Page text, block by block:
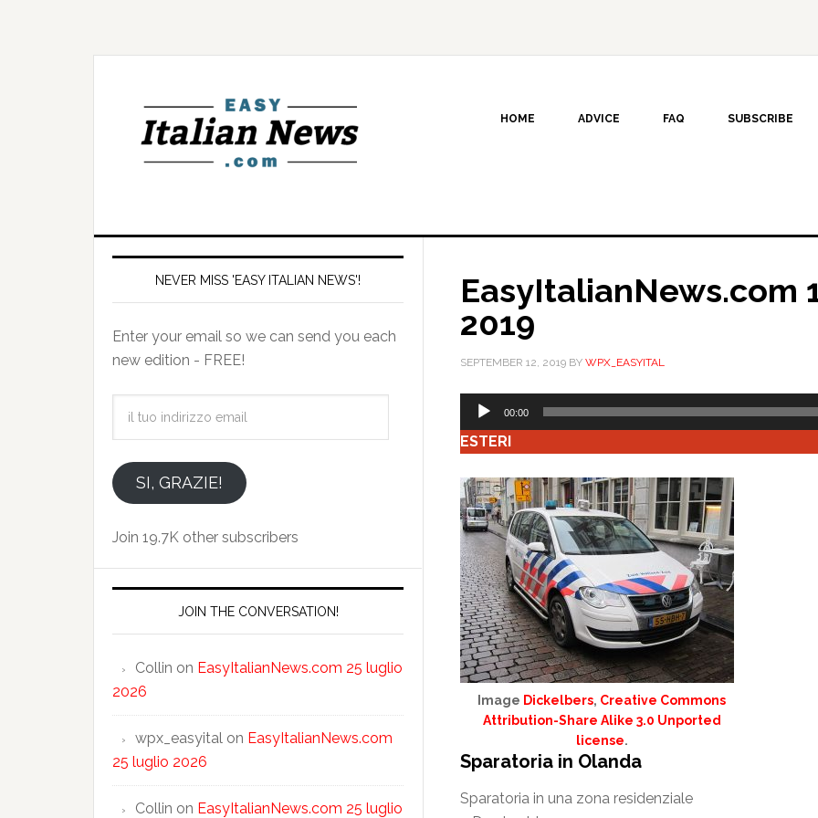
HOME ADVICE FAQ SUBSCRIBE
EasyItalianNews.com
2019
SEPTEMBER 12, 2019 BY WPX_EASYITAL
Audio
Player
00:00
ESTERI
Image Dickelbers, Creative Commons
Attribution-Share Alike 3.0 Unported
license.
Sparatoria in Olanda
Sparatoria in una zona residenziale
NEVER MISS 'EASY ITALIAN NEWS'!
Enter your email so we can send you each
new edition - FREE!
emailSI, GRAZIE!
Join 19.7K other subscribers
JOIN THE CONVERSATION!
Collin on EasyItalianNews.com 25 luglio
2026
wpx_easyital on EasyItalianNews.com
25 luglio 2026
Collin on EasyItalianNews.com 25 luglio